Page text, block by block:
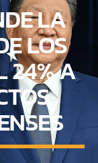
LA
LOS
24% A